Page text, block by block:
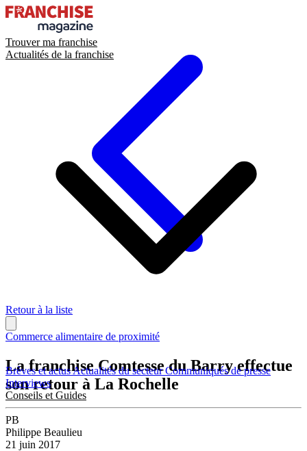
Trouver ma franchise
Actualités de la franchise
Brèves et actusActualités du secteurCommuniqués de presse
Interviews
Conseils et Guides
Retour à la liste
Commerce alimentaire de proximité
La franchise Comtesse du Barry effectue
son retour à La Rochelle
PB
Philippe Beaulieu
21 juin 2017